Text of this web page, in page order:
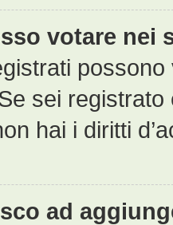
votare nei
sei
hai i diritti
ad